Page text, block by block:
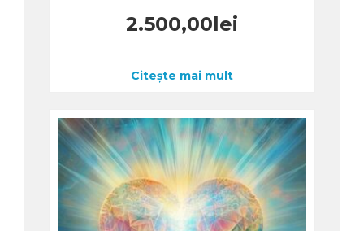
2.500,00lei
Citește mai mult